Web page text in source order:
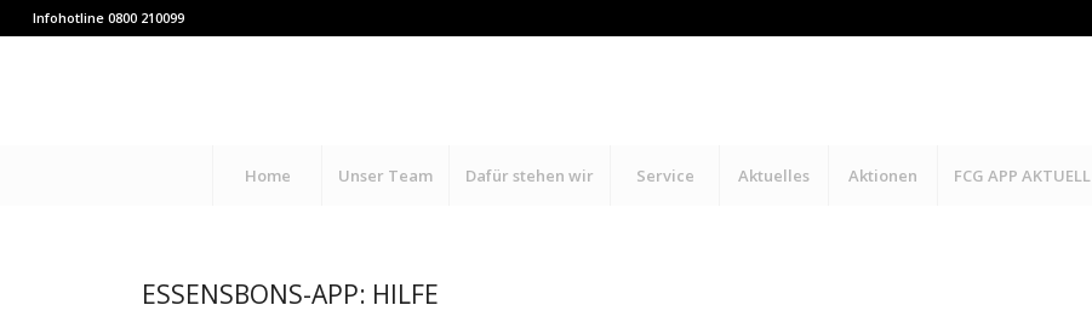
Infohotline 0800 210099
Home Unser Team Dafür stehen wir Service Aktuelles Aktionen FCG APP AKTUELL
ESSENSBONS-APP: HILFE